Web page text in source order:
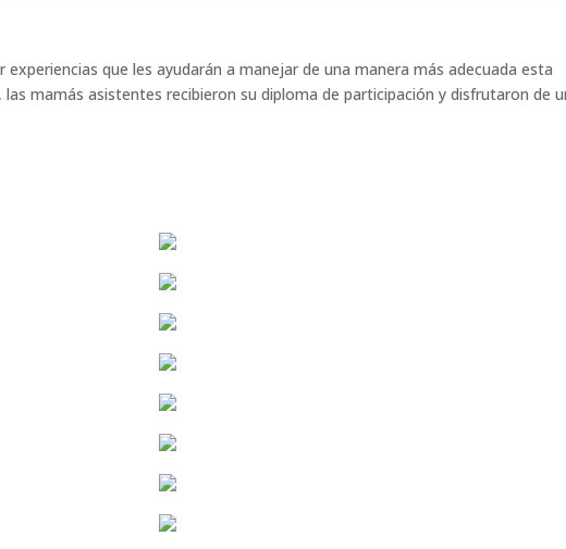
que les ayudarán a manejar de una manera más adecuada esta
mamás asistentes recibieron su diploma de participación y disfrutaron de